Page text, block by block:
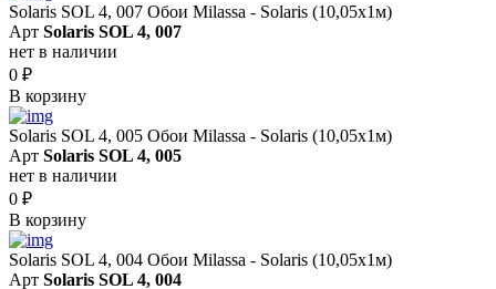
Solaris SOL 4, 007 Обои Milassa - Solaris (10,05х1м)
Арт Solaris SOL 4, 007
нет в наличии
0 ₽
В корзину
Solaris SOL 4, 005 Обои Milassa - Solaris (10,05х1м)
Арт Solaris SOL 4, 005
нет в наличии
0 ₽
В корзину
Solaris SOL 4, 004 Обои Milassa - Solaris (10,05х1м)
Арт Solaris SOL 4, 004